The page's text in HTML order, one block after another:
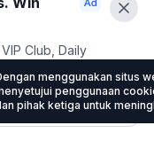
Club, Daily
menggunakan situs
penggunaan
pihak ketiga untuk